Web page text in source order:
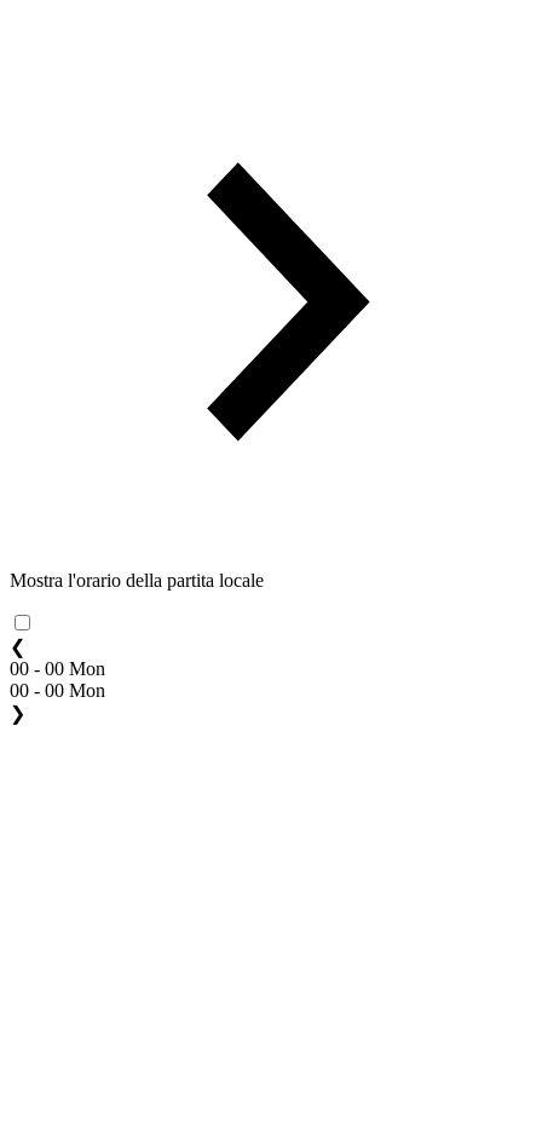
Mostra l'orario della partita locale
❮
00 - 00 Mon
00 - 00 Mon
❯